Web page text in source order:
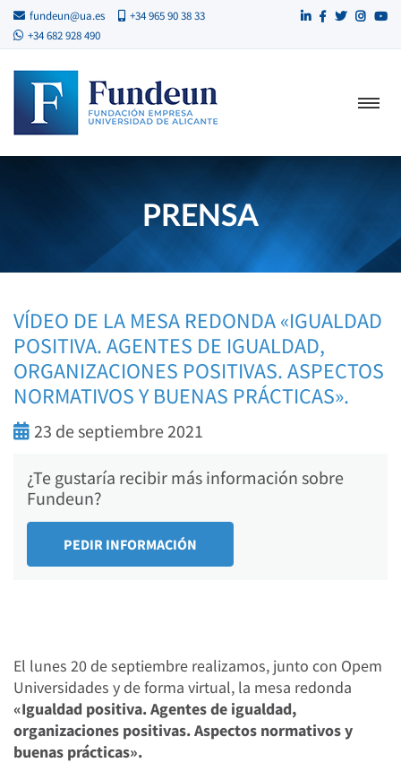
fundeun@ua.es
+34 965 90 38 33
+34 682 928 490
PRENSA
VÍDEO DE LA MESA REDONDA «IGUALDAD
POSITIVA. AGENTES DE IGUALDAD,
ORGANIZACIONES POSITIVAS. ASPECTOS
NORMATIVOS Y BUENAS PRÁCTICAS».
23 de septiembre 2021
¿Te gustaría recibir más información sobre
Fundeun?
El lunes 20 de septiembre realizamos, junto con Opem
Universidades y de forma virtual, la mesa redonda
«Igualdad positiva. Agentes de igualdad,
organizaciones positivas. Aspectos normativos y
buenas prácticas».